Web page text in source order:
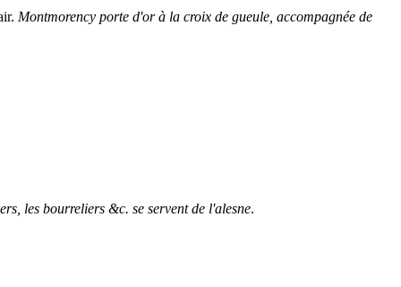
Montmorency porte d'or à la croix de gueule, accompagnée de
les bourreliers &c. se servent de l'alesne.